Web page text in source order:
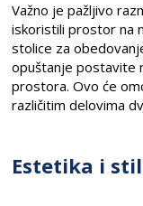
Važno je pažljivo
iskoristili prostor na
stolice za
opuštanje postavite
prostora. Ovo će
različitim delovima
Estetika i stil